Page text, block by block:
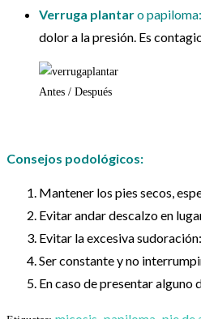
Verruga plantaro papiloma:
dolor a la presión. Es
Antes / Después
Consejos podológicos:
Mantener los pies secos,
Evitar andar descalzo en
Evitar la excesiva
Ser constante y no
En caso de presentar